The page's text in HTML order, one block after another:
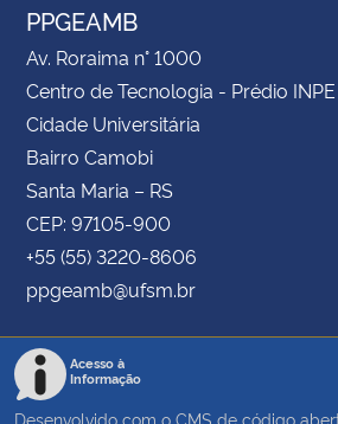
PPGEAMB
Av. Roraima n° 1000
Centro de Tecnologia - Prédio
Cidade Universitária
Bairro Camobi
Santa Maria – RS
CEP: 97105-900
+55 (55) 3220-8606
ppgeamb@ufsm.br
Acesso à
Informação
Desenvolvido com o CMS de código